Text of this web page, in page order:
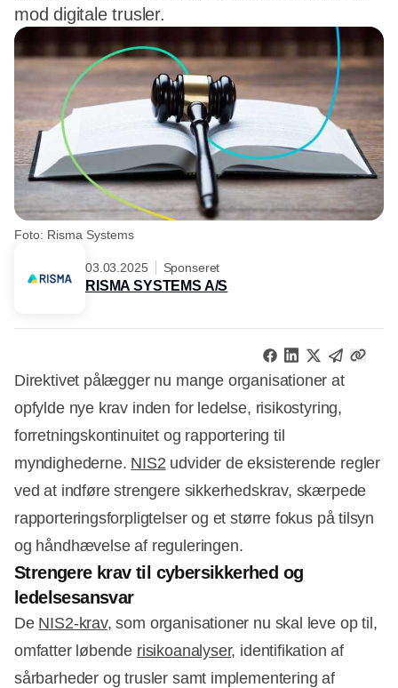
mod digitale trusler.
Foto: Risma Systems
03.03.2025 Sponseret
RISMA SYSTEMS A/S
Direktivet pålægger nu mange organisationer at
opfylde nye krav inden for ledelse, risikostyring,
forretningskontinuitet og rapportering til
myndighederne. NIS2 udvider de eksisterende regler
ved at indføre strengere sikkerhedskrav, skærpede
rapporteringsforpligtelser og et større fokus på tilsyn
og håndhævelse af reguleringen.
Strengere krav til cybersikkerhed og
ledelsesansvar
De NIS2-krav, som organisationer nu skal leve op til,
omfatter løbende risikoanalyser, identifikation af
sårbarheder og trusler samt implementering af